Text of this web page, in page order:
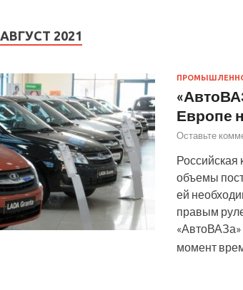
АВГУСТ 2021
Европе
Оставьте
Российская
объемы
ей
правым
момент